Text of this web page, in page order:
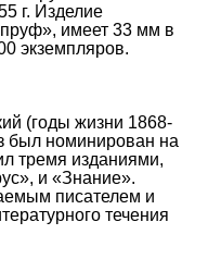
г. Изделие
имеет 33 мм в
экземпляров.
(годы жизни 1868-
был номинирован на
тремя изданиями,
и «Знание».
писателем и
течения